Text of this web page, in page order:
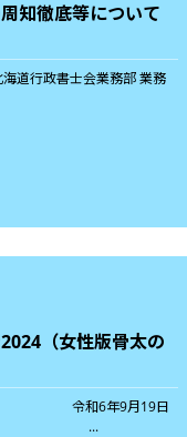
知徹底等について
道行政書士会業務部 業務
（女性版骨太の
19日
各位 ...